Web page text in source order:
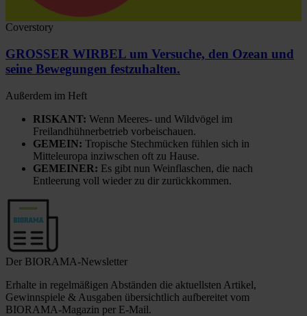
Coverstory
GROSSER WIRBEL um Versuche, den Ozean und
seine Bewegungen festzuhalten.
Außerdem im Heft
RISKANT: Wenn Meeres- und Wildvögel im
Freilandhühnerbetrieb vorbeischauen.
GEMEIN: Tropische Stechmücken fühlen sich in
Mitteleuropa inziwschen oft zu Hause.
GEMEINER: Es gibt nun Weinflaschen, die nach
Entleerung voll wieder zu dir zurückkommen.
Der BIORAMA-Newsletter
Erhalte in regelmäßigen Abständen die aktuellsten Artikel,
Gewinnspiele & Ausgaben übersichtlich aufbereitet vom
BIORAMA-Magazin per E-Mail.